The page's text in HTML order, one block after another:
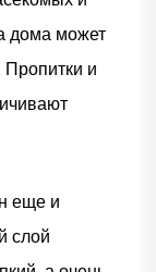
дома может
Пропитки и
еще и
слой